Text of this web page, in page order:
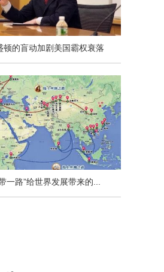
顿的盲动加剧美国霸权衰落
一路”给世界发展带来的...